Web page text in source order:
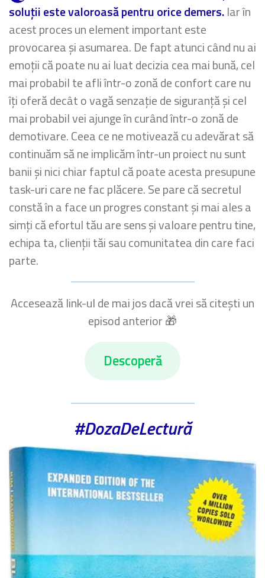
soluții este valoroasă pentru orice demers.Iar în
acest proces un element important este
provocarea și asumarea. De fapt atunci când nu ai
emoții că poate nu ai luat decizia cea mai bună, cel
mai probabil te afli într-o zonă de confort care nu
îți oferă decât o vagă senzație de siguranță și cel
mai probabil vei ajunge în curând într-o zonă de
demotivare. Ceea ce ne motivează cu adevărat să
continuăm să ne implicăm într-un proiect nu sunt
banii și nici chiar faptul că poate acesta presupune
task-uri care ne fac plăcere. Se pare că secretul
constă în a face un progres constant și mai ales a
simți că efortul tău are sens și valoare pentru tine,
echipa ta, clienții tăi sau comunitatea din care faci
parte.
Accesează link-ul de mai jos dacă vrei să citești un
episod anterior 🎁
Descoperă
#DozaDeLectură